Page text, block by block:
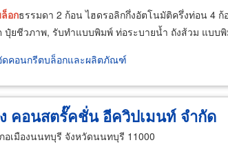
อกธรรมดา 2 ก้อน ไฮดรอลิกกึ่งอัตโนมัติครึ่งท่อน 4
ปุ๋ยชีวภาพ, รับทำแบบพิมพ์ ท่อระบายน้ำ ถังส้วม แบบพิ
ดคอนกรีตบล็อกและผลิตภัณฑ์
คอนสตรั๊คชั่น อีควิปเมนท์ จำกัด
อเมืองนนทบุรี จังหวัดนนทบุรี 11000